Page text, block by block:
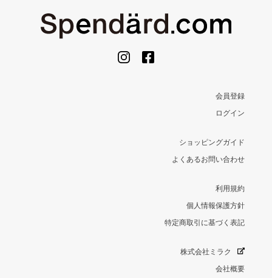
会員登録
ログイン
ショッピングガイド
よくあるお問い合わせ
利用規約
個人情報保護方針
特定商取引に基づく表記
株式会社ミラク
会社概要